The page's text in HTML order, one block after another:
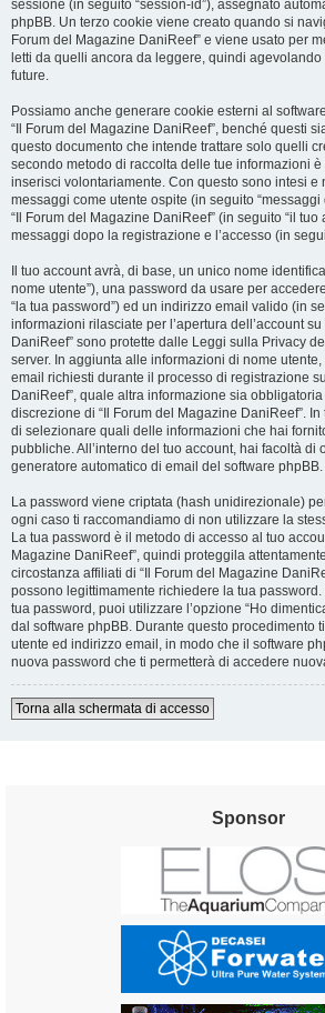
sessione (in seguito “session-id”), assegnato
phpBB. Un terzo cookie viene creato quando si
Forum del Magazine DaniReef” e viene usato per
letti da quelli ancora da leggere, quindi
future.
Possiamo anche generare cookie esterni al
“Il Forum del Magazine DaniReef”, benché questi
questo documento che intende trattare solo quelli
secondo metodo di raccolta delle tue informazioni
inserisci volontariamente. Con questo sono intesi e
messaggi come utente ospite (in seguito “messaggi
“Il Forum del Magazine DaniReef” (in seguito “il tuo
messaggi dopo la registrazione e l’accesso (in
Il tuo account avrà, di base, un unico nome
nome utente”), una password da usare per
“la tua password”) ed un indirizzo email valido (in
informazioni rilasciate per l’apertura dell’account
DaniReef” sono protette dalle Leggi sulla Privacy
server. In aggiunta alle informazioni di nome
email richiesti durante il processo di registrazione
DaniReef”, quale altra informazione sia
discrezione di “Il Forum del Magazine DaniReef”.
di selezionare quali delle informazioni che hai
pubbliche. All’interno del tuo account, hai facoltà di
generatore automatico di email del software phpBB.
La password viene criptata (hash unidirezionale)
ogni caso ti raccomandiamo di non utilizzare la
La tua password è il metodo di accesso al tuo
Magazine DaniReef”, quindi proteggila
circostanza affiliati di “Il Forum del Magazine
possono legittimamente richiedere la tua
tua password, puoi utilizzare l’opzione “Ho
dal software phpBB. Durante questo procedimento
utente ed indirizzo email, in modo che il software
nuova password che ti permetterà di accedere
Torna alla schermata di accesso
Sponsor